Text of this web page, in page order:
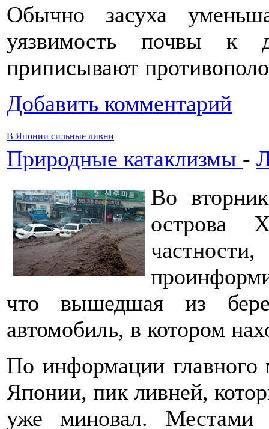
Обычно засуха
уязвимость почвы к
приписывают
Добавить комментарий
В Японии сильные ливни
Природные катаклизмы -
Во
острова
что вышедшая из
автомобиль, в котором
По информации главного
Японии, пик ливней,
уже миновал. Местами